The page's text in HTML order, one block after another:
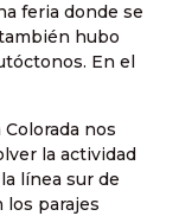
feria donde se
hubo
En el
nos
la actividad
línea sur de
los parajes